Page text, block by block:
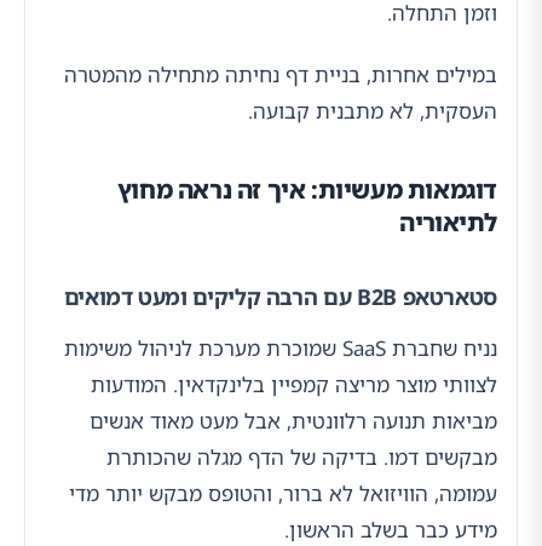
וזמן התחלה.
במילים אחרות, בניית דף נחיתה מתחילה מהמטרה
העסקית, לא מתבנית קבועה.
דוגמאות מעשיות: איך זה נראה מחוץ
לתיאוריה
סטארטאפ B2B עם הרבה קליקים ומעט דמואים
נניח שחברת SaaS שמוכרת מערכת לניהול משימות
לצוותי מוצר מריצה קמפיין בלינקדאין. המודעות
מביאות תנועה רלוונטית, אבל מעט מאוד אנשים
מבקשים דמו. בדיקה של הדף מגלה שהכותרת
עמומה, הוויזואל לא ברור, והטופס מבקש יותר מדי
מידע כבר בשלב הראשון.